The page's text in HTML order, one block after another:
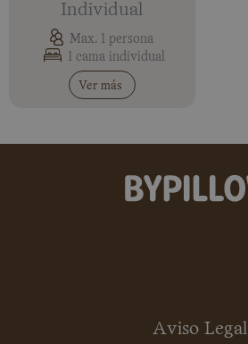
Individual
Max. 1 persona
1 cama individual
Ver más
Aviso Legal